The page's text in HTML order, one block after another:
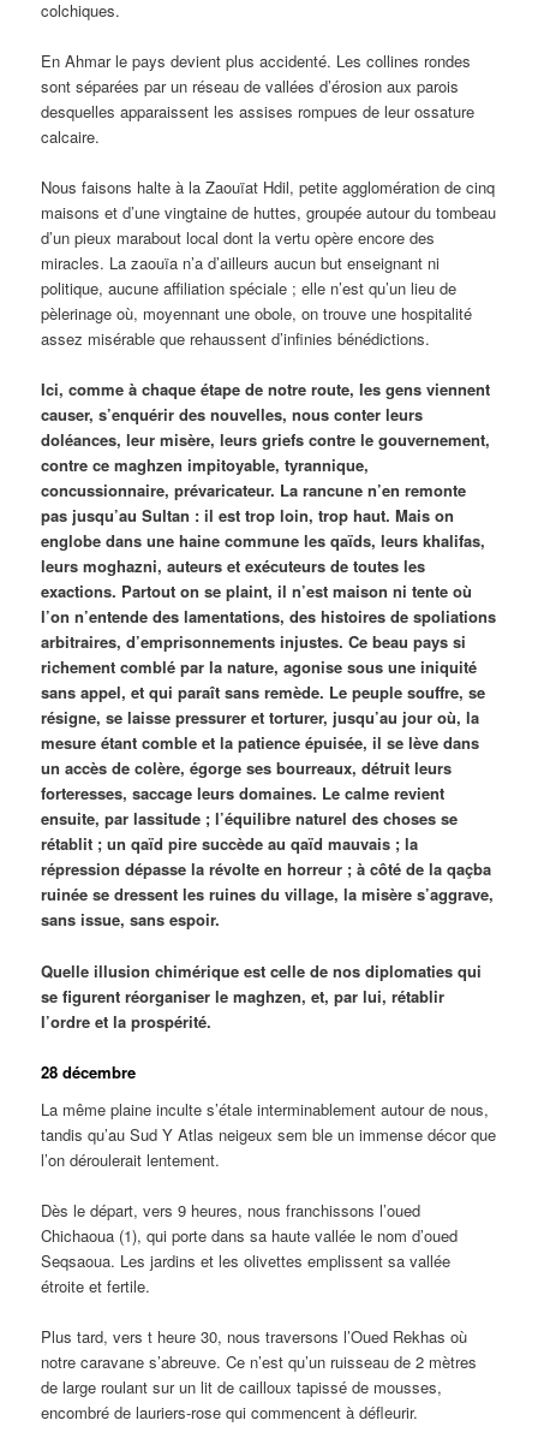
colchiques.
En Ahmar le pays devient plus accidenté. Les collines rondes
sont séparées par un réseau de vallées d’érosion aux parois
desquelles apparaissent les assises rompues de leur ossature
calcaire.
Nous faisons halte à la Zaouïat Hdil, petite agglomération de cinq
maisons et d’une vingtaine de huttes, groupée autour du tombeau
d’un pieux marabout local dont la vertu opère encore des
miracles. La zaouïa n’a d’ailleurs aucun but enseignant ni
politique, aucune affiliation spéciale ; elle n’est qu’un lieu de
pèlerinage où, moyennant une obole, on trouve une hospitalité
assez misérable que rehaussent d’infinies bénédictions.
Ici, comme à chaque étape de notre route, les gens viennent
causer, s’enquérir des nouvelles, nous conter leurs
doléances, leur misère, leurs griefs contre le gouvernement,
contre ce maghzen impitoyable, tyrannique,
concussionnaire, prévaricateur. La rancune n’en remonte
pas jusqu’au Sultan : il est trop loin, trop haut. Mais on
englobe dans une haine commune les qaïds, leurs khalifas,
leurs moghazni, auteurs et exécuteurs de toutes les
exactions. Partout on se plaint, il n’est maison ni tente où
l’on n’entende des lamentations, des histoires de spoliations
arbitraires, d’emprisonnements injustes. Ce beau pays si
richement comblé par la nature, agonise sous une iniquité
sans appel, et qui paraît sans remède. Le peuple souffre, se
résigne, se laisse pressurer et torturer, jusqu’au jour où, la
mesure étant comble et la patience épuisée, il se lève dans
un accès de colère, égorge ses bourreaux, détruit leurs
forteresses, saccage leurs domaines. Le calme revient
ensuite, par lassitude ; l’équilibre naturel des choses se
rétablit ; un qaïd pire succède au qaïd mauvais ; la
répression dépasse la révolte en horreur ; à côté de la qaçba
ruinée se dressent les ruines du village, la misère s’aggrave,
sans issue, sans espoir.
Quelle illusion chimérique est celle de nos diplomaties qui
se figurent réorganiser le maghzen, et, par lui, rétablir
l’ordre et la prospérité.
28 décembre
La même plaine inculte s’étale interminablement autour de nous,
tandis qu’au Sud Y Atlas neigeux sem ble un immense décor que
l’on déroulerait lentement.
Dès le départ, vers 9 heures, nous franchissons l’oued
Chichaoua (1), qui porte dans sa haute vallée le nom d’oued
Seqsaoua. Les jardins et les olivettes emplissent sa vallée
étroite et fertile.
Plus tard, vers t heure 30, nous traversons l’Oued Rekhas où
notre caravane s’abreuve. Ce n’est qu’un ruisseau de 2 mètres
de large roulant sur un lit de cailloux tapissé de mousses,
encombré de lauriers-rose qui commencent à défleurir.